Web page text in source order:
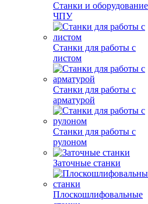
Станки и
ЧПУ
Станки для работы с
листом
Станки для работы с
арматурой
Станки для работы с
рулоном
Заточные станки
Плоскошлифовальные